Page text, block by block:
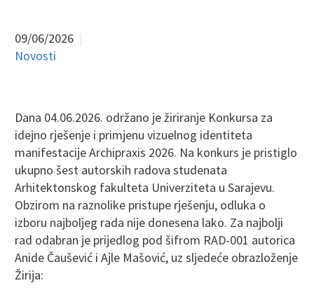
09/06/2026
Novosti
Dana 04.06.2026. održano je žiriranje Konkursa za
idejno rješenje i primjenu vizuelnog identiteta
manifestacije Archipraxis 2026. Na konkurs je pristiglo
ukupno šest autorskih radova studenata
Arhitektonskog fakulteta Univerziteta u Sarajevu.
Obzirom na raznolike pristupe rješenju, odluka o
izboru najboljeg rada nije donesena lako. Za najbolji
rad odabran je prijedlog pod šifrom RAD-001 autorica
Anide Čaušević i Ajle Mašović, uz sljedeće obrazloženje
Žirija: